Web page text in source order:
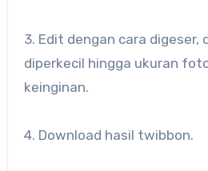
3. Edit dengan cara digeser,
diperkecil hingga ukuran
keinginan.
4. Download hasil twibbon.